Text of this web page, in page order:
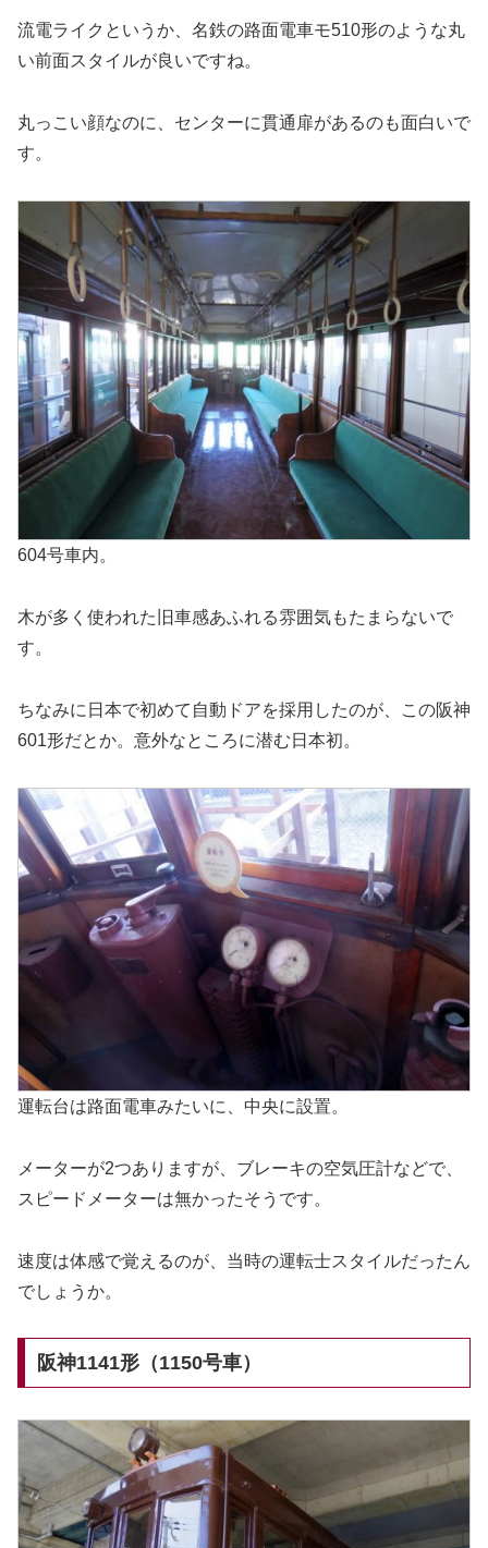
流電ライクというか、名鉄の路面電車モ510形のような丸
い前面スタイルが良いですね。
丸っこい顔なのに、センターに貫通扉があるのも面白いで
す。
604号車内。
木が多く使われた旧車感あふれる雰囲気もたまらないで
す。
ちなみに日本で初めて自動ドアを採用したのが、この阪神
601形だとか。意外なところに潜む日本初。
運転台は路面電車みたいに、中央に設置。
メーターが2つありますが、ブレーキの空気圧計などで、
スピードメーターは無かったそうです。
速度は体感で覚えるのが、当時の運転士スタイルだったん
でしょうか。
阪神1141形（1150号車）